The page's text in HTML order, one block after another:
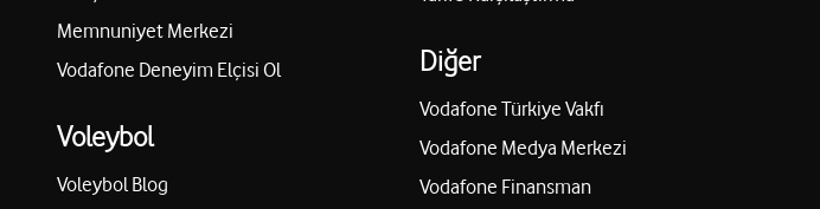
Memnuniyet Merkezi
Vodafone Deneyim Elçisi Ol
Voleybol
Voleybol Blog
Diğer
Vodafone Türkiye Vakfı
Vodafone Medya Merkezi
Vodafone Finansman